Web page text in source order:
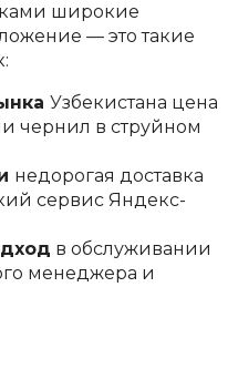
широкие
— это такие
Узбекистана цена
чернил в струйном
недорогая доставка
сервис Яндекс-
в обслуживании
менеджера и